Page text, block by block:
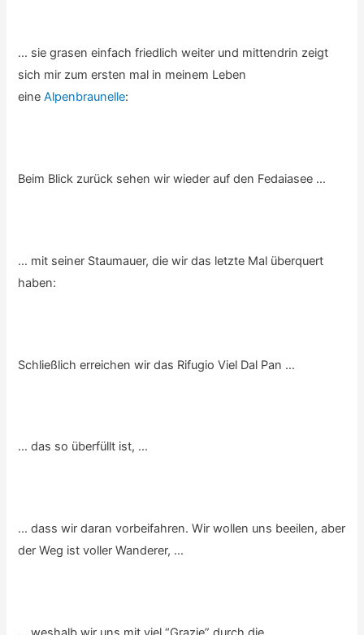
… sie grasen einfach friedlich weiter und mittendrin zeigt
sich mir zum ersten mal in meinem Leben
eineAlpenbraunelle:
Beim Blick zurück sehen wir wieder auf den Fedaiasee …
… mit seiner Staumauer, die wir das letzte Mal überquert
haben:
Schließlich erreichen wir das Rifugio Viel Dal Pan …
… das so überfüllt ist, …
… dass wir daran vorbeifahren. Wir wollen uns beeilen, aber
der Weg ist voller Wanderer, …